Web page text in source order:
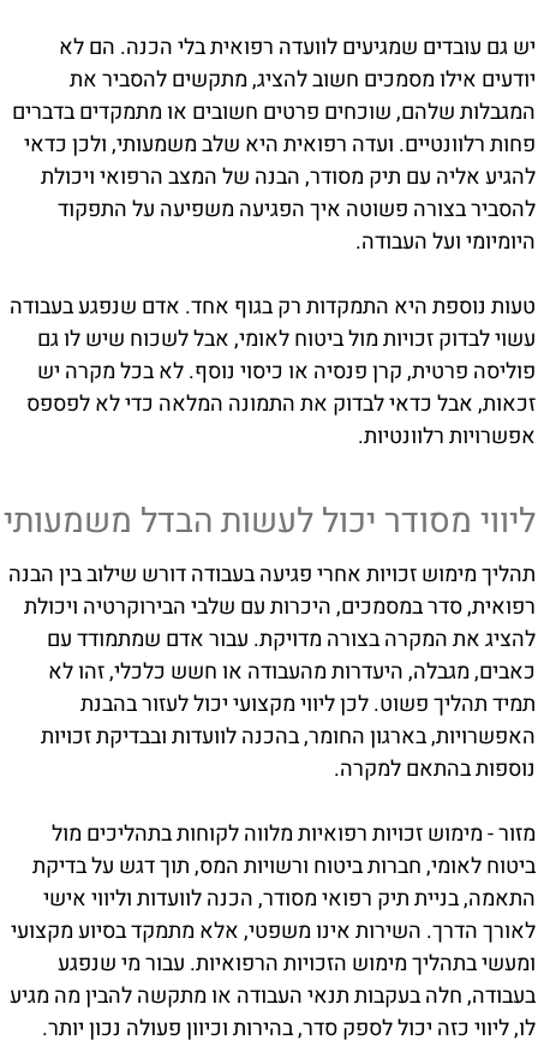
יש גם עובדים שמגיעים לוועדה רפואית בלי הכנה. הם לא
יודעים אילו מסמכים חשוב להציג, מתקשים להסביר את
המגבלות שלהם, שוכחים פרטים חשובים או מתמקדים בדברים
פחות רלוונטיים. ועדה רפואית היא שלב משמעותי, ולכן כדאי
להגיע אליה עם תיק מסודר, הבנה של המצב הרפואי ויכולת
להסביר בצורה פשוטה איך הפגיעה משפיעה על התפקוד
היומיומי ועל העבודה.
טעות נוספת היא התמקדות רק בגוף אחד. אדם שנפגע בעבודה
עשוי לבדוק זכויות מול ביטוח לאומי, אבל לשכוח שיש לו גם
פוליסה פרטית, קרן פנסיה או כיסוי נוסף. לא בכל מקרה יש
זכאות, אבל כדאי לבדוק את התמונה המלאה כדי לא לפספס
אפשרויות רלוונטיות.
ליווי מסודר יכול לעשות הבדל משמעותי
תהליך מימוש זכויות אחרי פגיעה בעבודה דורש שילוב בין הבנה
רפואית, סדר במסמכים, היכרות עם שלבי הבירוקרטיה ויכולת
להציג את המקרה בצורה מדויקת. עבור אדם שמתמודד עם
כאבים, מגבלה, היעדרות מהעבודה או חשש כלכלי, זהו לא
תמיד תהליך פשוט. לכן ליווי מקצועי יכול לעזור בהבנת
האפשרויות, בארגון החומר, בהכנה לוועדות ובבדיקת זכויות
נוספות בהתאם למקרה.
מזור - מימוש זכויות רפואיות מלווה לקוחות בתהליכים מול
ביטוח לאומי, חברות ביטוח ורשויות המס, תוך דגש על בדיקת
התאמה, בניית תיק רפואי מסודר, הכנה לוועדות וליווי אישי
לאורך הדרך. השירות אינו משפטי, אלא מתמקד בסיוע מקצועי
ומעשי בתהליך מימוש הזכויות הרפואיות. עבור מי שנפגע
בעבודה, חלה בעקבות תנאי העבודה או מתקשה להבין מה מגיע
לו, ליווי כזה יכול לספק סדר, בהירות וכיוון פעולה נכון יותר.